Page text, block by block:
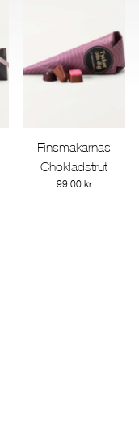
Gå till produkt
Finsmakarnas
Chokladstrut
99.00 kr